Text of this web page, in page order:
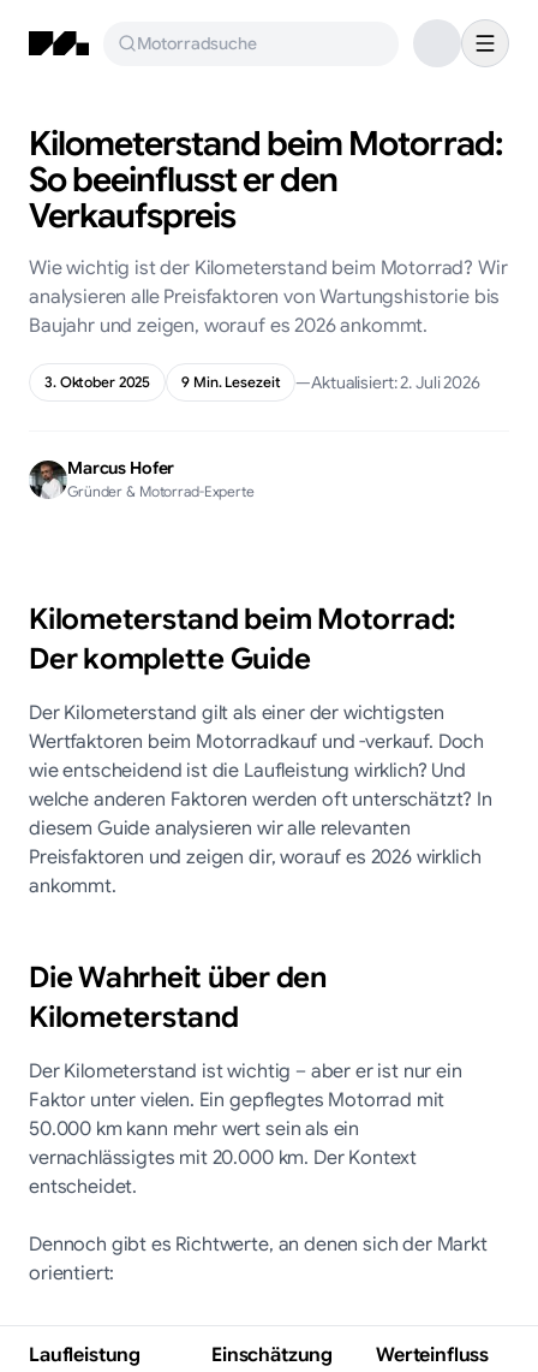
Motorradsuche
Kilometerstand beim Motorrad:
So beeinflusst er den
Verkaufspreis
Wie wichtig ist der Kilometerstand beim Motorrad? Wir
analysieren alle Preisfaktoren von Wartungshistorie bis
Baujahr und zeigen, worauf es 2026 ankommt.
3. Oktober 2025 9Min. Lesezeit —Aktualisiert:2. Juli 2026
Marcus Hofer
Gründer & Motorrad-Experte
Kilometerstand beim Motorrad:
Der komplette Guide
Der Kilometerstand gilt als einer der wichtigsten
Wertfaktoren beim Motorradkauf und -verkauf. Doch
wie entscheidend ist die Laufleistung wirklich? Und
welche anderen Faktoren werden oft unterschätzt? In
diesem Guide analysieren wir alle relevanten
Preisfaktoren und zeigen dir, worauf es 2026 wirklich
ankommt.
Die Wahrheit über den
Kilometerstand
Der Kilometerstand ist wichtig – aber er ist nur ein
Faktor unter vielen. Ein gepflegtes Motorrad mit
50.000 km kann mehr wert sein als ein
vernachlässigtes mit 20.000 km. Der Kontext
entscheidet.
Dennoch gibt es Richtwerte, an denen sich der Markt
orientiert:
Laufleistung Einschätzung Werteinfluss